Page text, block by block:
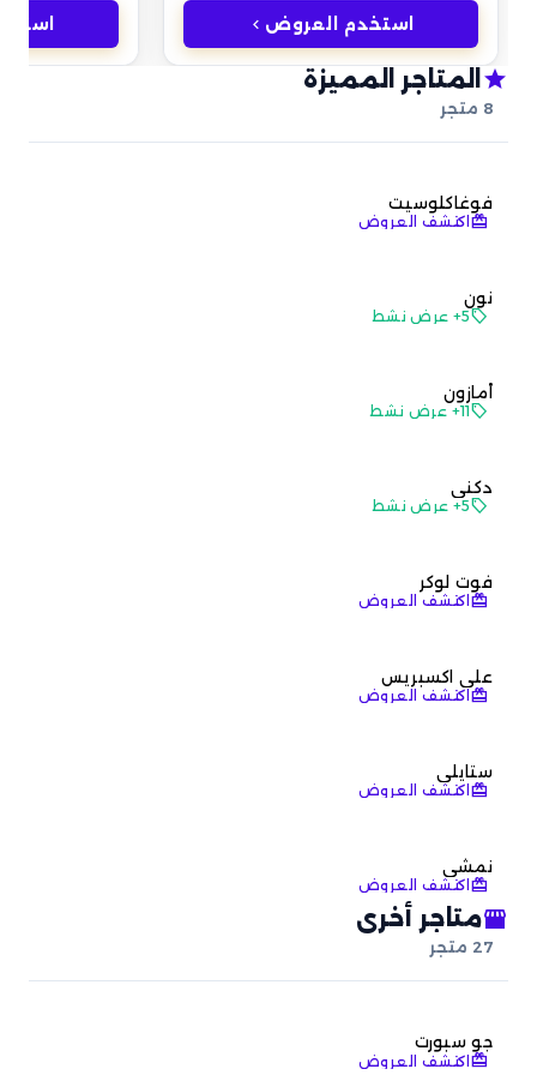
استخدم العروض keyboard_arrow_left
star المتاجر المميزة
8 متجر
فوغاكلوسيت
redeem اكتشف العروض
نون
local_offer5+ عرض نشط
أمازون
local_offer11+ عرض نشط
دكني
local_offer5+ عرض نشط
فوت لوكر
redeem اكتشف العروض
علي اكسبريس
redeem اكتشف العروض
ستايلي
redeem اكتشف العروض
نمشي
redeem اكتشف العروض
storefrontمتاجر أخرى
27 متجر
‏جو سبورت
redeem اكتشف العروض